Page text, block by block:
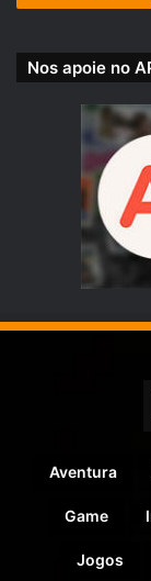
Nos apoie no
Aventura
Game
Jogos